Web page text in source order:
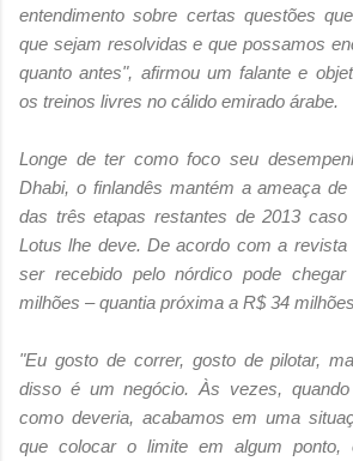
entendimento sobre certas questões
que sejam resolvidas e que possamos
quanto antes", afirmou um falante e
os treinos livres no cálido emirado árabe.
Longe de ter como foco seu
Dhabi, o finlandês mantém a ameaça
das três etapas restantes de 2013
Lotus lhe deve. De acordo com a
ser recebido pelo nórdico pode
milhões – quantia próxima a R$ 34
"Eu gosto de correr, gosto de pilotar,
disso é um negócio. Às vezes,
como deveria, acabamos em uma
que colocar o limite em algum ponto,